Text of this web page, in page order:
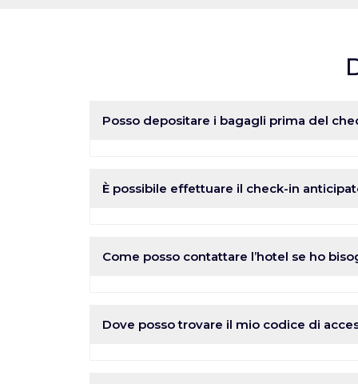
Posso depositare i bagagli prima del
È possibile effettuare il check-in
Come posso contattare l’hotel se ho
problema o domanda durante il vostro
Dove posso trovare il mio codice di